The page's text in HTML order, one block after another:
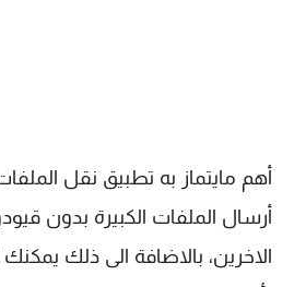
أهم مايتماز به تطبيق نقل
أرسال الملفات الكبيرة بدون
الاخرين، بالاضافة الى ذلك